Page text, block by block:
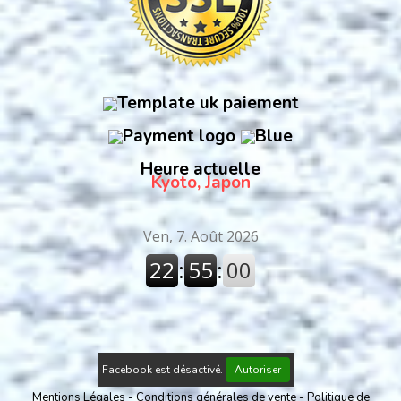
Heure actuelle
Kyoto, Japon
Facebook est désactivé. Autoriser
Mentions Légales Conditions générales de vente Politique de